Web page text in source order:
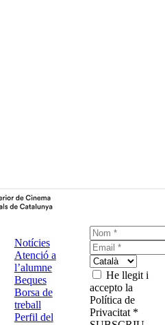
Notícies
Atenció a
l’alumne
Beques
Borsa de
treball
Perfil del
He llegit i
accepto la
Política de
Privacitat *